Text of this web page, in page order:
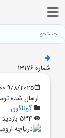
شماره 13176
9/8/2025 12:00:00 AM
ارسال شده
گوناگون